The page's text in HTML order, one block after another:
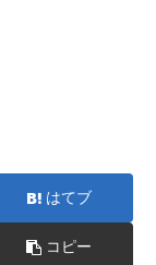
はてブ
コピー